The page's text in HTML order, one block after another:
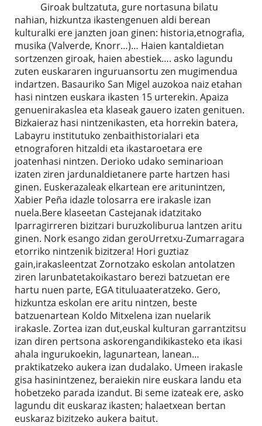
Giroak bultzatuta, gure nortasuna bilatu
nahian, hizkuntza ikastengenuen aldi berean
kulturalki ere janzten joan ginen: historia,etnografia,
musika (Valverde, Knorr…)… Haien kantaldietan
sortzenzen giroak, haien abestiek…. asko lagundu
zuten euskararen inguruansortu zen mugimendua
indartzen. Basauriko San Migel auzokoa naiz etahan
hasi nintzen euskara ikasten 15 urterekin. Apaiza
genuenirakaslea eta klaseak gauero izaten genituen.
Bizkaieraz hasi nintzenikasten, eta horrekin batera,
Labayru institutuko zenbaithistorialari eta
etnograforen hitzaldi eta ikastaroetara ere
joatenhasi nintzen. Derioko udako seminarioan
izaten ziren jardunaldietanere parte hartzen hasi
ginen. Euskerazaleak elkartean ere aritunintzen,
Xabier Peña idazle tolosarra ere irakasle izan
nuela.Bere klaseetan Castejanak idatzitako
Iparragirreren bizitzari buruzkoliburua lantzen aritu
ginen. Nork esango zidan geroUrretxu-Zumarragara
etorriko nintzenik bizitzera! Hori guztiaz
gain,irakasleentzat Zornotzako eskolan antolatzen
ziren larunbatetakoikastaro berezi batzuetan ere
hartu nuen parte, EGA tituluaateratzeko. Gero,
hizkuntza eskolan ere aritu nintzen, beste
batzuenartean Koldo Mitxelena izan nuelarik
irakasle. Zortea izan dut,euskal kulturan garrantzitsu
izan diren pertsona askorengandikikasteko eta ikasi
ahala ingurukoekin, lagunartean, lanean…
praktikatzeko aukera izan dudalako. Umeen irakasle
gisa hasinintzenez, beraiekin nire euskara landu eta
hobetzeko parada izandut. Bi seme izateak ere, asko
lagundu dit euskaraz ikasten; halaetxean bertan
euskaraz bizitzeko aukera baitut.